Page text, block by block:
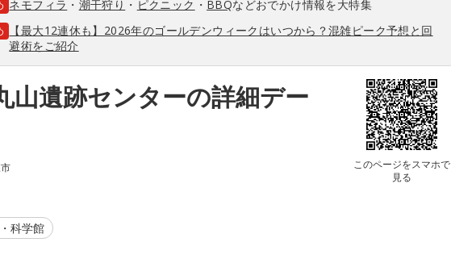
ネモフィラ ・ 潮干狩り ・ ピクニック ・ BBQなどおでかけ情報を大特集
【最大12連休も】2026年のゴールデンウィークはいつから？混雑ピーク予想と回
避術をご紹介
山遺跡センターの詳細デー
このページをスマホで
見る
科学館